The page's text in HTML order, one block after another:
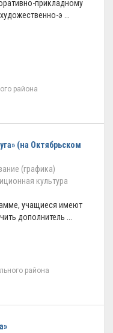
прикладному
э ...
района
(на Октябрьском
(графика)
культура
учащиеся имеют
дополнитель ...
района